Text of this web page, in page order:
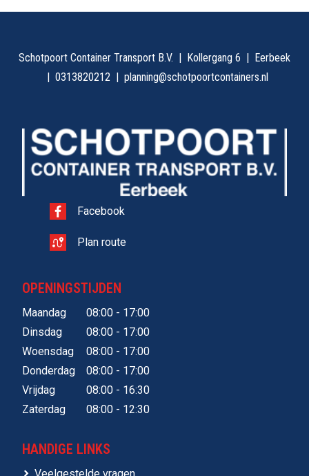
Schotpoort Container Transport B.V. Kollergang 6
Eerbeek
0313820212
planning@schotpoortcontainers.nl
Facebook
Plan route
OPENINGSTIJDEN
Maandag
08:00 - 17:00
Dinsdag
08:00 - 17:00
Woensdag
08:00 - 17:00
Donderdag
08:00 - 17:00
Vrijdag
08:00 - 16:30
Zaterdag
08:00 - 12:30
HANDIGE LINKS